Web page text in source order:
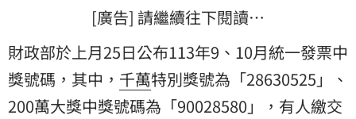
[廣告] 請繼續往下閱讀…
財政部於上月25日公布113年9、10月統一發票中
獎號碼，其中， 千萬特別獎號為「28630525」、
200萬大獎中獎號碼為「90028580」，有人繳交